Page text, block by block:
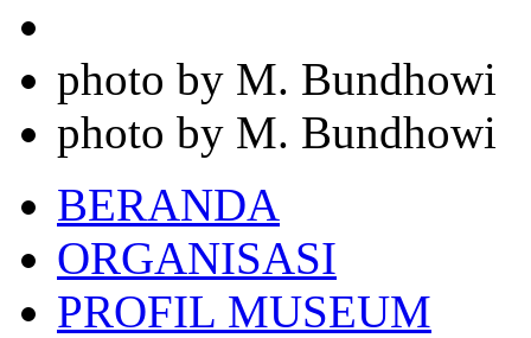
photo by M. Bundhowi
photo by M. Bundhowi
BERANDA
ORGANISASI
PROFIL MUSEUM